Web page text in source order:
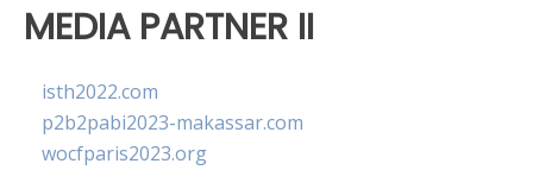
MEDIA PARTNER II
isth2022.com
p2b2pabi2023-makassar.com
wocfparis2023.org